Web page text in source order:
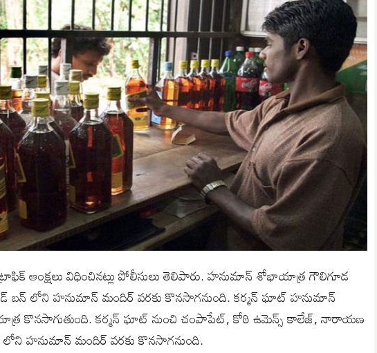
ఆంక్షలు విధించినట్లు పోలీసులు తెలిపారు. హనుమాన్ శోభాయాత్ర గౌలిగూడ
బన్ లోని హనుమాన్ మందిర్ వరకు కొనసాగనుంది. కర్మన్ ఘాట్ హనుమాన్
కొనసాగుతుంది. కర్మన్ ఘాట్ నుంచి చంపాపేట్, కోఠి ఉమెన్స్ కాలేజ్, నారాయణ
హనుమాన్ మందిర్ వరకు కొనసాగనుంది.